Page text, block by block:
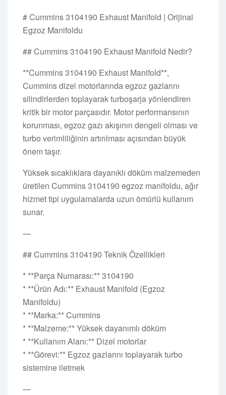
# Cummins 3104190 Exhaust Manifold | Orijinal
Egzoz Manifoldu
## Cummins 3104190 Exhaust Manifold Nedir?
**Cummins 3104190 Exhaust Manifold**,
Cummins dizel motorlarında egzoz gazlarını
silindirlerden toplayarak turboşarja yönlendiren
kritik bir motor parçasıdır. Motor performansının
korunması, egzoz gazı akışının dengeli olması ve
turbo verimliliğinin artırılması açısından büyük
önem taşır.
Yüksek sıcaklıklara dayanıklı döküm malzemeden
üretilen Cummins 3104190 egzoz manifoldu, ağır
hizmet tipi uygulamalarda uzun ömürlü kullanım
sunar.
—
## Cummins 3104190 Teknik Özellikleri
* **Parça Numarası:** 3104190
* **Ürün Adı:** Exhaust Manifold (Egzoz
Manifoldu)
* **Marka:** Cummins
* **Malzeme:** Yüksek dayanımlı döküm
* **Kullanım Alanı:** Dizel motorlar
* **Görevi:** Egzoz gazlarını toplayarak turbo
sistemine iletmek
—